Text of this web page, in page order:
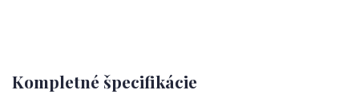
Kompletné špecifikácie